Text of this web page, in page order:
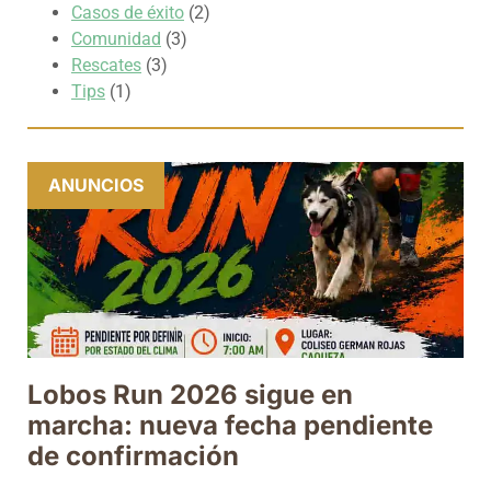
Casos de éxito (2)
Comunidad (3)
Rescates (3)
Tips (1)
ANUNCIOS
Lobos Run 2026 sigue en
marcha: nueva fecha pendiente
de confirmación